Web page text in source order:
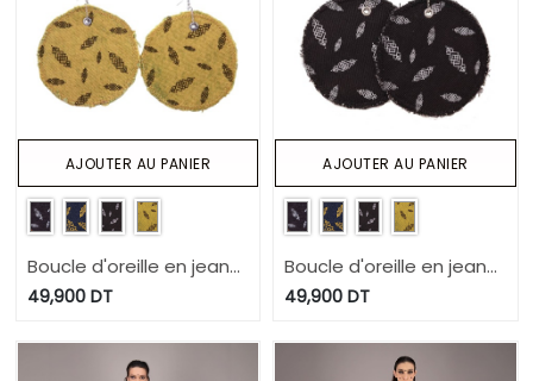
Boucle d'oreille en jeans
HEAVY PRINT EFFECT -
2024
49,900DT
AJOUTER AU PANIER
Boucle d'oreille en jeans
HEAVY PRINT EFFECT -
2024
49,900 DT
AJOUTER AU PANIER